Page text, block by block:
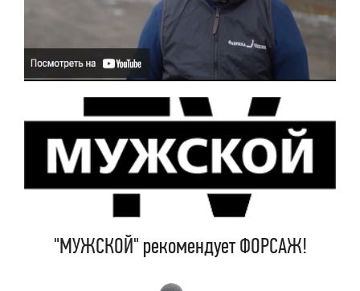
"МУЖСКОЙ" рекомендует ФОРСАЖ!